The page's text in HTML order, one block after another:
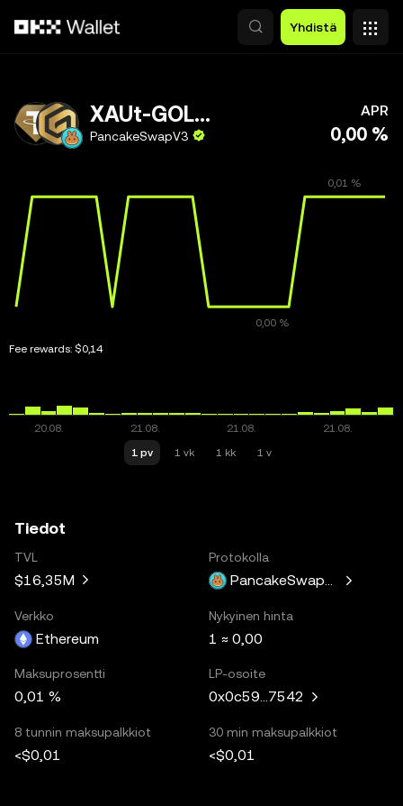
Yhdistä
XAUt-GOLDGR
PancakeSwapV3
APR
0,00 %
Fee rewards: $0,14
1 pv 1 vk 1 kk 1 v
Tiedot
TVL
$16,35M
Protokolla
PancakeSwapV3
Verkko
Ethereum
Nykyinen hinta
1 ≈ 0,00
Maksuprosentti
0,01 %
LP-osoite
0x0c59...7542
8 tunnin maksupalkkiot
<$0,01
30 min maksupalkkiot
<$0,01